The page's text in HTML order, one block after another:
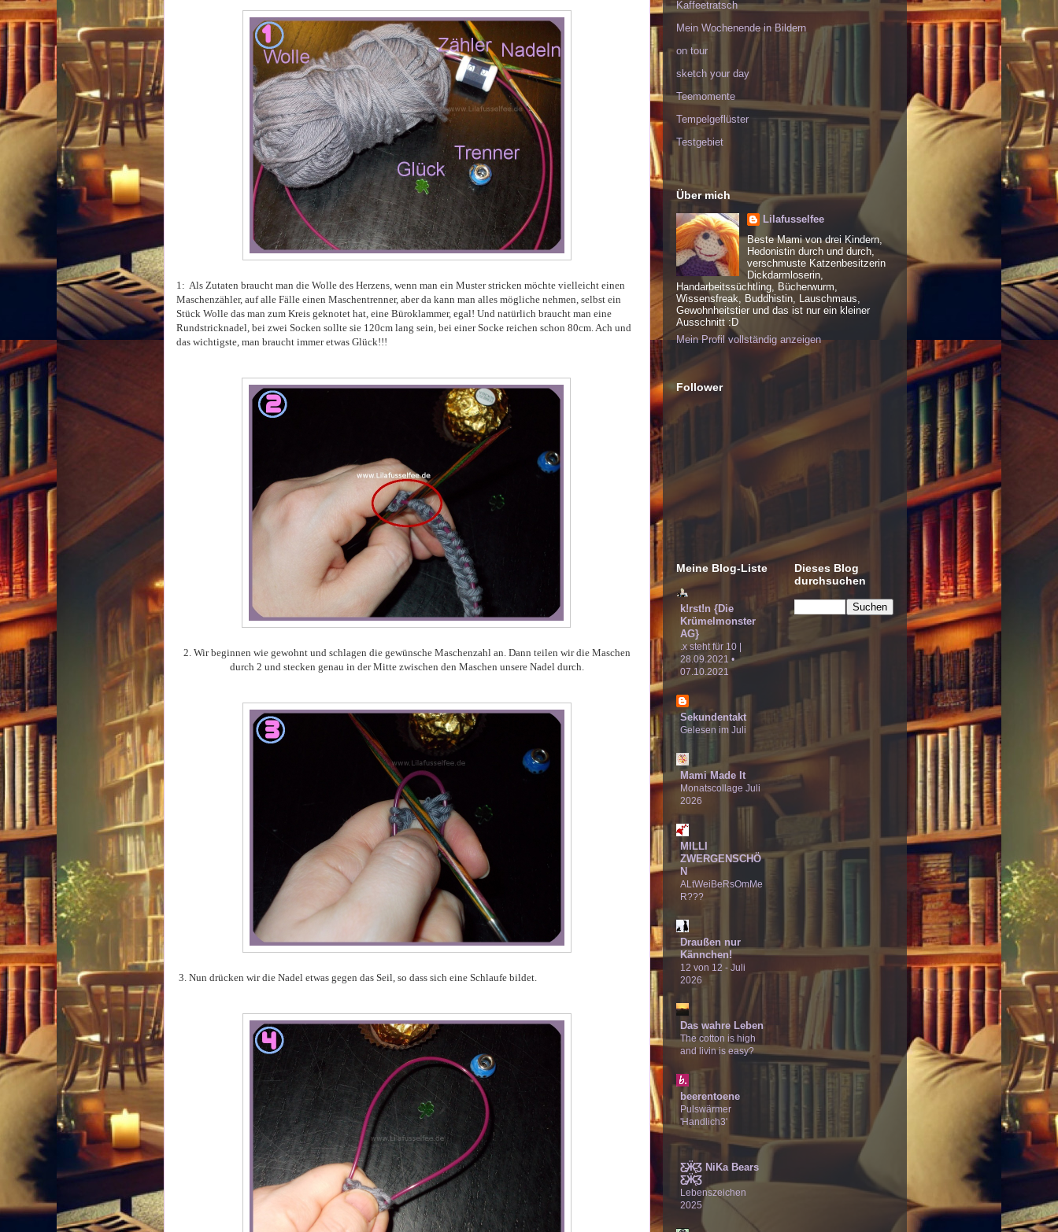
1: Als Zutaten braucht man die Wolle des Herzens, wenn man ein Muster stricken möchte vielleicht einen
Maschenzähler, auf alle Fälle einen Maschentrenner, aber da kann man alles mögliche nehmen, selbst ein
Stück Wolle das man zum Kreis geknotet hat, eine Büroklammer, egal! Und natürlich braucht man eine
Rundstricknadel, bei zwei Socken sollte sie 120cm lang sein, bei einer Socke reichen schon 80cm. Ach und
das wichtigste, man braucht immer etwas Glück!!!
2. Wir beginnen wie gewohnt und schlagen die gewünsche Maschenzahl an. Dann teilen wir die Maschen
durch 2 und stecken genau in der Mitte zwischen den Maschen unsere Nadel durch.
3. Nun drücken wir die Nadel etwas gegen das Seil, so dass sich eine Schlaufe bildet.
Kaffeetratsch
Mein Wochenende in Bildern
on tour
sketch your day
Teemomente
Tempelgeflüster
Testgebiet
Über mich
Lilafusselfee
Beste Mami von drei Kindern,
Hedonistin durch und durch,
verschmuste Katzenbesitzerin
Dickdarmloserin,
Handarbeitssüchtling, Bücherwurm,
Wissensfreak, Buddhistin, Lauschmaus,
Gewohnheitstier und das ist nur ein kleiner
Ausschnitt :D
Mein Profil vollständig anzeigen
Follower
Meine Blog-Liste
k!rst!n {Die
Krümelmonster
AG}
.x steht für 10 |
28.09.2021 •
07.10.2021
Sekundentakt
Gelesen im Juli
Mami Made It
Monatscollage Juli
2026
MILLI
ZWERGENSCHÖ
N
ALtWeiBeRsOmMe
R???
Draußen nur
Kännchen!
12 von 12 - Juli
2026
Das wahre Leben
The cotton is high
and livin is easy?
beerentoene
Pulswärmer
'Handlich3'
Ƹ̵̡Ӝ̵̨̄Ʒ NiKa Bears
Ƹ̵̡Ӝ̵̨̄Ʒ
Lebenszeichen
2025
Dieses Blog
durchsuchen